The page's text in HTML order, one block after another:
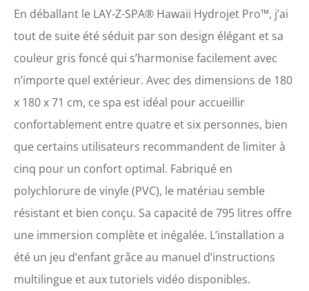
En déballant le LAY-Z-SPA® Hawaii Hydrojet Pro™, j’ai
tout de suite été séduit par son design élégant et sa
couleur gris foncé qui s’harmonise facilement avec
n’importe quel extérieur. Avec des dimensions de 180
x 180 x 71 cm, ce spa est idéal pour accueillir
confortablement entre quatre et six personnes, bien
que certains utilisateurs recommandent de limiter à
cinq pour un confort optimal. Fabriqué en
polychlorure de vinyle (PVC), le matériau semble
résistant et bien conçu. Sa capacité de 795 litres offre
une immersion complète et inégalée. L’installation a
été un jeu d’enfant grâce au manuel d’instructions
multilingue et aux tutoriels vidéo disponibles.